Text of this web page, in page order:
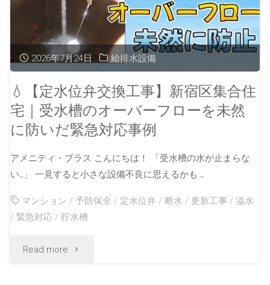
2026年7月24日 給排水設備
💧【定水位弁交換工事】新宿区集合住
宅｜受水槽のオーバーフローを未然
に防いだ緊急対応事例
アメニティ・プラス こんにちは！ 「受水槽の水が止まらな
い…」 一見すると小さな設備不良に思えるかも …
マンション /予防保全 / 定水位弁 / 断水 / 更新工事 /溢水
/ 緊急対応 / 貯水槽
Read more